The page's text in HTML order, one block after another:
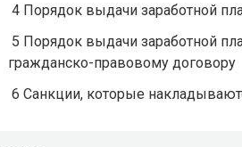
4 Порядок выдачи заработной
5 Порядок выдачи заработной
гражданско-правовому договору
6 Санкции, которые